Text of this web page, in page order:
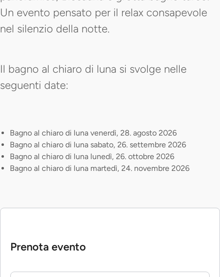
Un evento pensato per il relax consapevole
nel silenzio della notte.
Il bagno al chiaro di luna si svolge nelle
seguenti date:
Bagno al chiaro di luna venerdì, 28. agosto 2026
Bagno al chiaro di luna sabato, 26. settembre 2026
Bagno al chiaro di luna lunedì, 26. ottobre 2026
Bagno al chiaro di luna martedì, 24. novembre 2026
Prenota evento